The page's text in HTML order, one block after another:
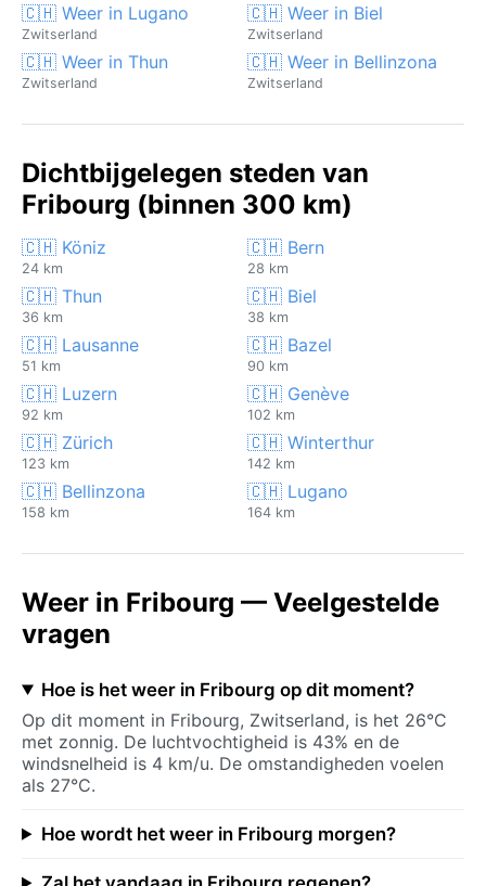
🇨🇭 Weer in Lugano
Zwitserland
🇨🇭 Weer in Biel
Zwitserland
🇨🇭 Weer in Thun
Zwitserland
🇨🇭 Weer in Bellinzona
Zwitserland
Dichtbijgelegen steden van
Fribourg (binnen 300 km)
🇨🇭 Köniz
24 km
🇨🇭 Bern
28 km
🇨🇭 Thun
36 km
🇨🇭 Biel
38 km
🇨🇭 Lausanne
51 km
🇨🇭 Bazel
90 km
🇨🇭 Luzern
92 km
🇨🇭 Genève
102 km
🇨🇭 Zürich
123 km
🇨🇭 Winterthur
142 km
🇨🇭 Bellinzona
158 km
🇨🇭 Lugano
164 km
Weer in Fribourg — Veelgestelde
vragen
Hoe is het weer in Fribourg op dit moment?
Op dit moment in Fribourg, Zwitserland, is het 26°C
met zonnig. De luchtvochtigheid is 43% en de
windsnelheid is 4 km/u. De omstandigheden voelen
als 27°C.
Hoe wordt het weer in Fribourg morgen?